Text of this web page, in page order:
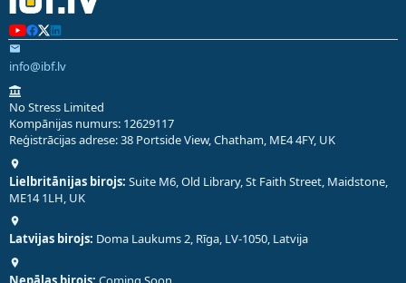
info@ibf.lv
No Stress Limited
Kompānijas numurs: 12629117
Reģistrācijas adrese: 38 Portside View, Chatham, ME4 4FY, UK
Lielbritānijas birojs: Suite M6, Old Library, St Faith Street, Maidstone,
ME14 1LH, UK
Latvijas birojs: Doma Laukums 2, Rīga, LV-1050, Latvija